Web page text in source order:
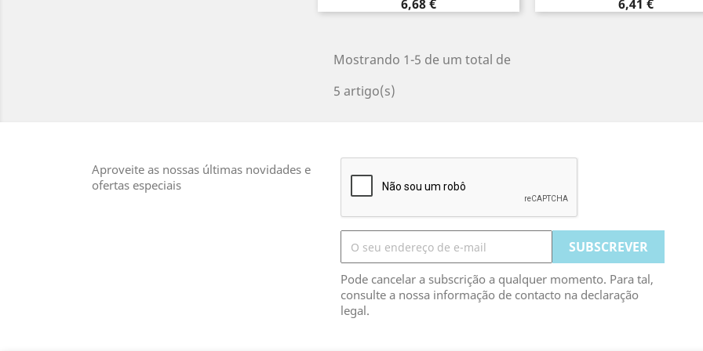
6,68 € 6,41 €
Mostrando 1-5 de um total de
5 artigo(s)
Aproveite as nossas últimas novidades e
ofertas especiais
Pode cancelar a subscrição a qualquer momento. Para tal,
consulte a nossa informação de contacto na declaração
legal.